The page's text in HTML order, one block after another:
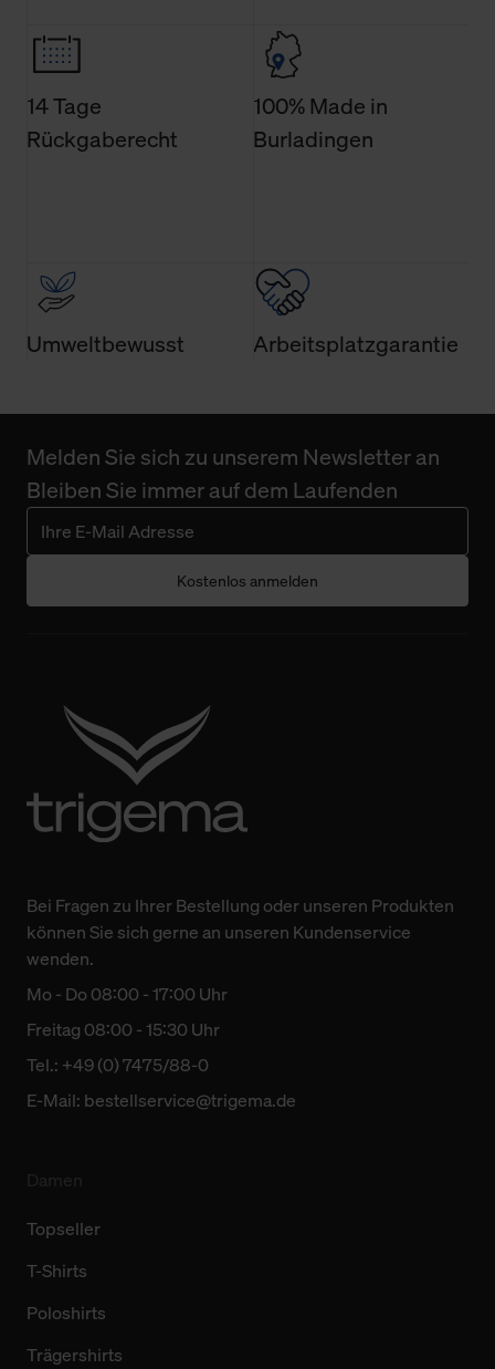
Technologien sowie die Nutzung Ihrer persönlichen Daten
finden Sie in unserer Datenschutzerklärung.
14 Tage
Rückgaberecht
100% Made in
Burladingen
Umweltbewusst Arbeitsplatzgarantie
Melden Sie sich zu unserem Newsletter an
Bleiben Sie immer auf dem Laufenden
Kostenlos anmelden
Bei Fragen zu Ihrer Bestellung oder unseren Produkten
können Sie sich gerne an unseren Kundenservice
wenden.
Mo - Do 08:00 - 17:00 Uhr
Freitag 08:00 - 15:30 Uhr
Tel.: +49 (0) 7475/88-0
E-Mail: bestellservice@trigema.de
Topseller
T-Shirts
Poloshirts
Trägershirts